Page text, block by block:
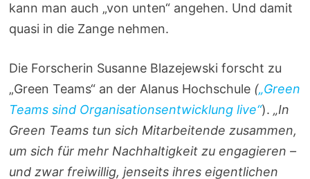
kann man auch „von unten“ angehen. Und damit
quasi in die Zange nehmen.
Die Forscherin Susanne Blazejewski forscht zu
„Green Teams“ an der Alanus Hochschule („Green
Teams sind Organisationsentwicklung live“).„In
Green Teams tun sich Mitarbeitende zusammen,
um sich für mehr Nachhaltigkeit zu engagieren –
und zwar freiwillig, jenseits ihres eigentlichen